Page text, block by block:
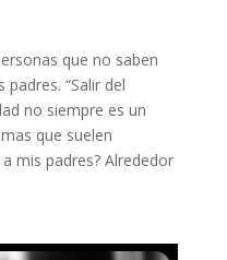
que no saben
“Salir del
no siempre es un
que suelen
mis padres? Alrededor